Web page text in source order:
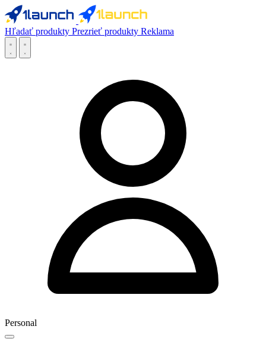
Hľadať produkty Prezrieť produkty Reklama
Personal